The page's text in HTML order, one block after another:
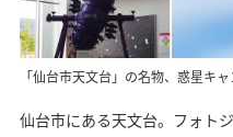
「仙台市天文台」の名物、惑星キャ
仙台市にある天文台。フォト